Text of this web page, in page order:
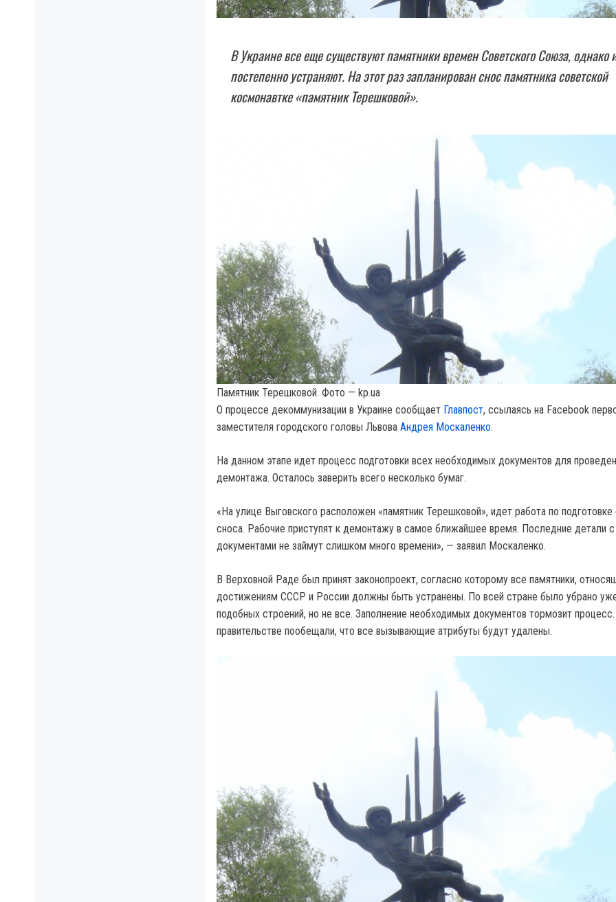
В Украине все еще существуют памятники времен Советского Союза, однако
постепенно устраняют. На этот раз запланирован снос памятника советской
космонавтке «памятник Терешковой».
Памятник Терешковой. Фото — kp.ua
О процессе декоммунизации в Украине сообщает Главпост, ссылаясь на Facebook
заместителя городского головы Львова Андрея Москаленко.
На данном этапе идет процесс подготовки всех необходимых документов для
демонтажа. Осталось заверить всего несколько бумаг.
«На улице Выговского расположен «памятник Терешковой», идет работа по подготовке
сноса. Рабочие приступят к демонтажу в самое ближайшее время. Последние детали с
документами не займут слишком много времени», — заявил Москаленко.
В Верховной Раде был принят законопроект, согласно которому все памятники,
достижениям CCCP и России должны быть устранены. По всей стране было убрано
подобных строений, но не все. Заполнение необходимых документов тормозит
правительстве пообещали, что все вызывающие атрибуты будут удалены.